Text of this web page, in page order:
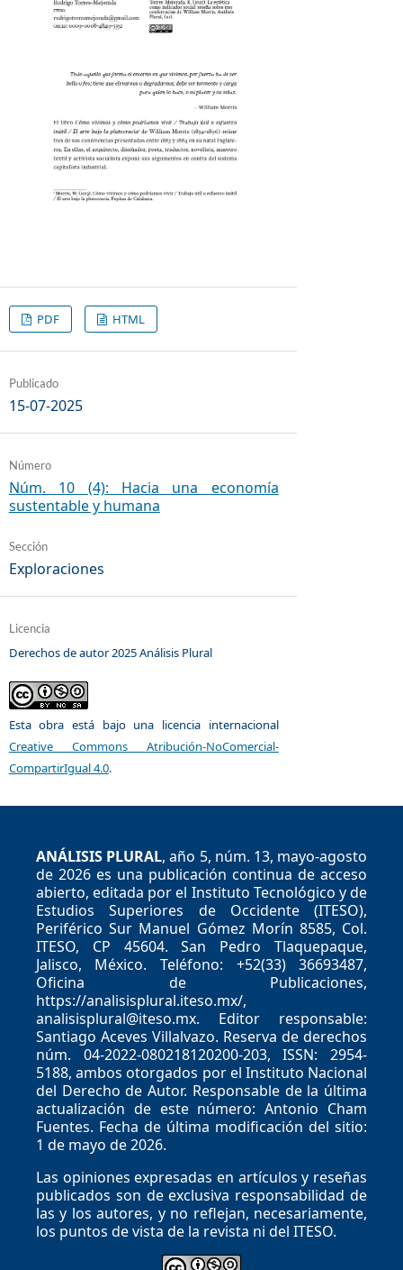
PDF HTML
Publicado
15-07-2025
Número
Núm. 10 (4): Hacia una economía
sustentable y humana
Sección
Exploraciones
Licencia
Derechos de autor 2025 Análisis Plural
Esta obra está bajo una licencia internacional
Creative Commons Atribución-NoComercial-
CompartirIgual 4.0.
ANÁLISIS PLURAL, año 5, núm. 13, mayo-agosto
de 2026 es una publicación continua de acceso
abierto, editada por el Instituto Tecnológico y de
Estudios Superiores de Occidente (ITESO),
Periférico Sur Manuel Gómez Morín 8585, Col.
ITESO, CP 45604. San Pedro Tlaquepaque,
Jalisco, México. Teléfono: +52(33) 36693487,
Oficina de Publicaciones,
https://analisisplural.iteso.mx/,
analisisplural@iteso.mx. Editor responsable:
Santiago Aceves Villalvazo. Reserva de derechos
núm. 04-2022-080218120200-203, ISSN: 2954-
5188, ambos otorgados por el Instituto Nacional
del Derecho de Autor. Responsable de la última
actualización de este número: Antonio Cham
Fuentes. Fecha de última modificación del sitio:
1 de mayo de 2026.
Las opiniones expresadas en artículos y reseñas
publicados son de exclusiva responsabilidad de
las y los autores, y no reflejan, necesariamente,
los puntos de vista de la revista ni del ITESO.